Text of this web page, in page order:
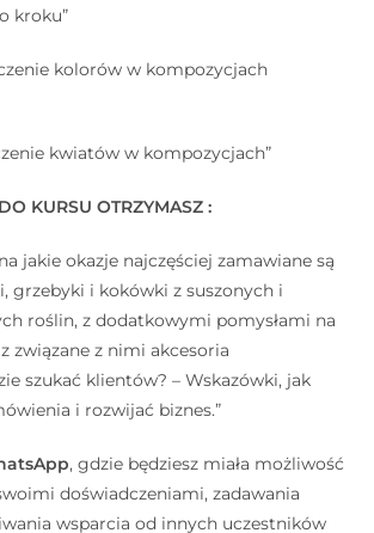
kroku”
kolorów w kompozycjach
kwiatów w kompozycjach”
KURSU OTRZYMASZ :
na jakie okazje najczęściej zamawiane są
grzebyki i kokówki z suszonych i
roślin, z dodatkowymi pomysłami na
związane z nimi akcesoria
szukać klientów? – Wskazówki, jak
i rozwijać biznes.”
, gdzie będziesz miała możliwość
doświadczeniami, zadawania
wsparcia od innych uczestników